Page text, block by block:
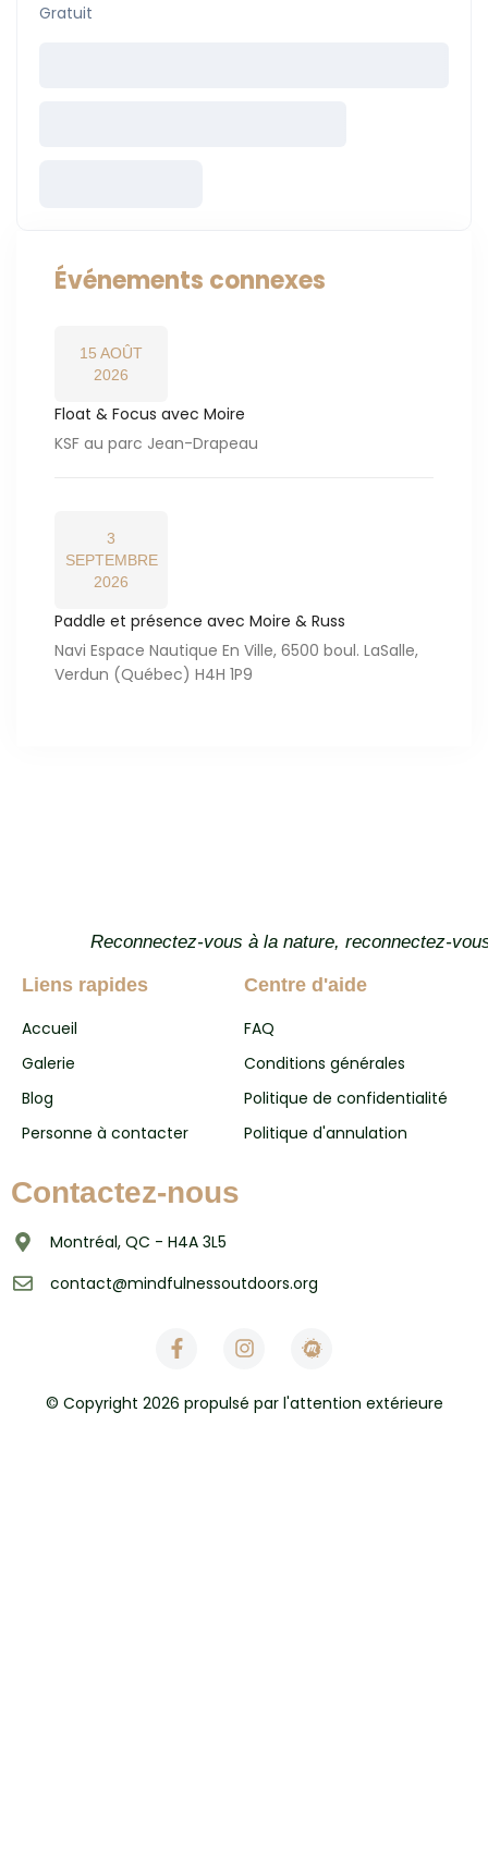
Gratuit
Événements connexes
15 AOÛT
2026
Float & Focus avec Moire
KSF au parc Jean-Drapeau
3
SEPTEMBRE
2026
Paddle et présence avec Moire & Russ
Navi Espace Nautique En Ville, 6500 boul. LaSalle,
Verdun (Québec) H4H 1P9
Reconnectez-vous à la nature, reconnectez-
Liens rapides
Accueil
Galerie
Blog
Personne à contacter
Centre d'aide
FAQ
Conditions générales
Politique de confidentialité
Politique d'annulation
Contactez-nous
Montréal, QC - H4A 3L5
contact@mindfulnessoutdoors.org
© Copyright 2026 propulsé par l'attention extérieure